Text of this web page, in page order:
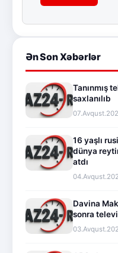
Ən Son Xəbərlər
Tanınmış
saxlanılıb
16 yaşlı
dünya
atdı
Davina
sonra